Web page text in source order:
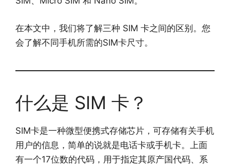
在本文中，我们将了解三种 SIM 卡之间的区别。您
会了解不同手机所需的SIM卡尺寸。
什么是 SIM 卡？
SIM卡是一种微型便携式存储芯片，可存储有关手机
用户的信息，简单的说就是电话卡或手机卡。上面
有一个17位数的代码，用于指定其原产国代码、系